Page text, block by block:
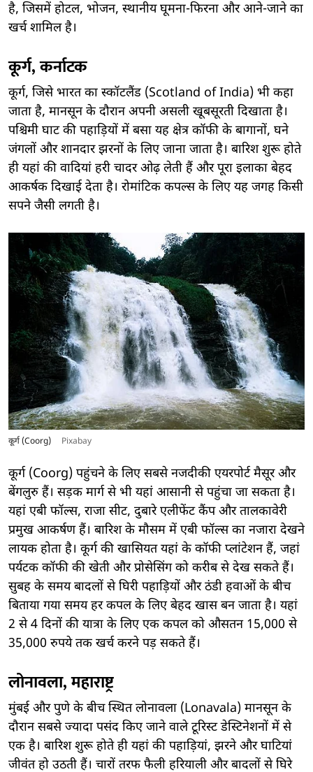
है, जिसमें होटल, भोजन, स्थानीय घूमना-फिरना और आने-जाने का
खर्च शामिल है।
कूर्ग, कर्नाटक
कूर्ग, जिसे भारत का स्कॉटलैंड (Scotland of India) भी कहा
जाता है, मानसून के दौरान अपनी असली खूबसूरती दिखाता है।
पश्चिमी घाट की पहाड़ियों में बसा यह क्षेत्र कॉफी के बागानों, घने
जंगलों और शानदार झरनों के लिए जाना जाता है। बारिश शुरू होते
ही यहां की वादियां हरी चादर ओढ़ लेती हैं और पूरा इलाका बेहद
आकर्षक दिखाई देता है। रोमांटिक कपल्स के लिए यह जगह किसी
सपने जैसी लगती है।
कूर्ग (Coorg) Pixabay
कूर्ग (Coorg) पहुंचने के लिए सबसे नजदीकी एयरपोर्ट मैसूर और
बेंगलुरु हैं। सड़क मार्ग से भी यहां आसानी से पहुंचा जा सकता है।
यहां एबी फॉल्स, राजा सीट, दुबारे एलीफेंट कैंप और तालकावेरी
प्रमुख आकर्षण हैं। बारिश के मौसम में एबी फॉल्स का नजारा देखने
लायक होता है। कूर्ग की खासियत यहां के कॉफी प्लांटेशन हैं, जहां
पर्यटक कॉफी की खेती और प्रोसेसिंग को करीब से देख सकते हैं।
सुबह के समय बादलों से घिरी पहाड़ियों और ठंडी हवाओं के बीच
बिताया गया समय हर कपल के लिए बेहद खास बन जाता है। यहां
2 से 4 दिनों की यात्रा के लिए एक कपल को औसतन 15,000 से
35,000 रुपये तक खर्च करने पड़ सकते हैं।
लोनावला, महाराष्ट्र
मुंबई और पुणे के बीच स्थित लोनावला (Lonavala) मानसून के
दौरान सबसे ज्यादा पसंद किए जाने वाले टूरिस्ट डेस्टिनेशनों में से
एक है। बारिश शुरू होते ही यहां की पहाड़ियां, झरने और घाटियां
जीवंत हो उठती हैं। चारों तरफ फैली हरियाली और बादलों से घिरे